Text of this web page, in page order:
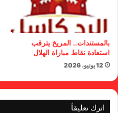
بالمستندات.. المريخ يترقب
استعادة نقاط مباراة الهلال
12 يونيو، 2026
اترك تعليقاً